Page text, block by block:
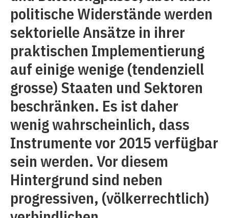
politische Widerstände werden
sektorielle Ansätze in ihrer
praktischen Implementierung
auf einige wenige (tendenziell
grosse) Staaten und Sektoren
beschränken. Es ist daher
wenig wahrscheinlich, dass
Instrumente vor 2015 verfügbar
sein werden. Vor diesem
Hintergrund sind neben
progressiven, (völkerrechtlich)